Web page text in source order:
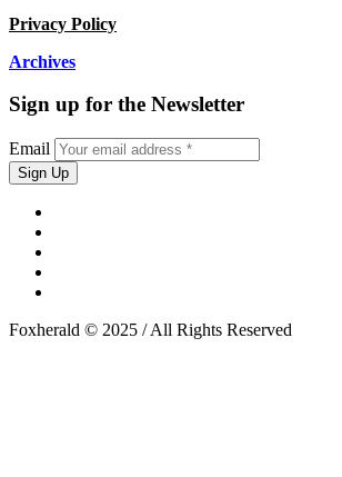
Privacy Policy
Archives
Sign up for the Newsletter
Email
Foxherald © 2025 / All Rights Reserved